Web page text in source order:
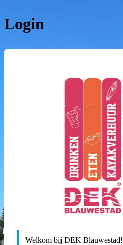
Login
Welkom bij DEK Blauwestad!